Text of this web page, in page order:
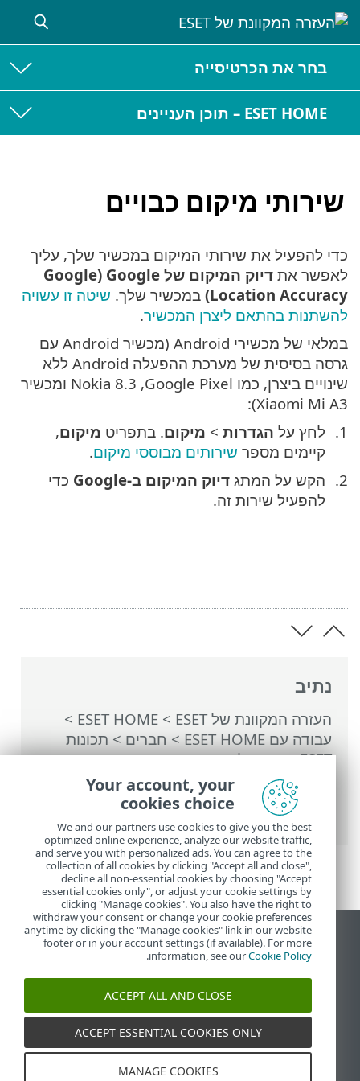
בחר את הכרטיסייה
ESET HOME – תוכן העניינים
שירותי מיקום כבויים
נתיב
העזרה המקוונת של ESET >
ESET HOME
>
עבודה עם ESET HOME
> חברים > תכונות
ESET שהוקצו לחבר
>המערכת נגד גניבה>
מכשירים המוגנים באמצעות המערכת נגד
גניבה>מיטוב
מיקום כבויים
כדי להפעיל את שירותי המיקום במכשיר שלך, עליך
לאפשר את
דיוק המיקום של Google ‏(Google
Location Accuracy) במכשיר שלך. שיטה זו עשויה
להשתנות בהתאם ליצרן המכשיר.
במלאי של מכשירי Android (מכשיר Android עם
גרסה בסיסית של מערכת ההפעלה Android ללא
שינויים ביצרן, כמו Google Pixel‏, Nokia 8.3 ומכשיר
Xiaomi Mi A3):
לחץ על הגדרות > מיקום. בתפריט מיקום,
קיימים מספר שירותים מבוססי מיקום.
הקש על המתג דיוק המיקום ב-Google
כדי
להפעיל שירות זה.
הצג את האתר למחשב
End of Life
מאגר הידע של ESET
ESET Status Portal
תמיכה אזורית
Your account, your
cookies choice
We and our partners use cookies to give you the best
optimized online experience, analyze our website traffic,
and serve you with personalized ads. You can agree to the
collection of all cookies by clicking "Accept all and close",
decline all non-essential cookies by choosing "Accept
essential cookies only", or adjust your cookie settings by
clicking "Manage cookies". You also have the right to
withdraw your consent or change your cookie preferences
anytime by clicking the "Manage cookies" link in our website
footer or in your account settings (if available). For more
information, see ourCookie Policy
.
ACCEPT ALL AND CLOSE
ACCEPT ESSENTIAL COOKIES ONLY
MANAGE COOKIES